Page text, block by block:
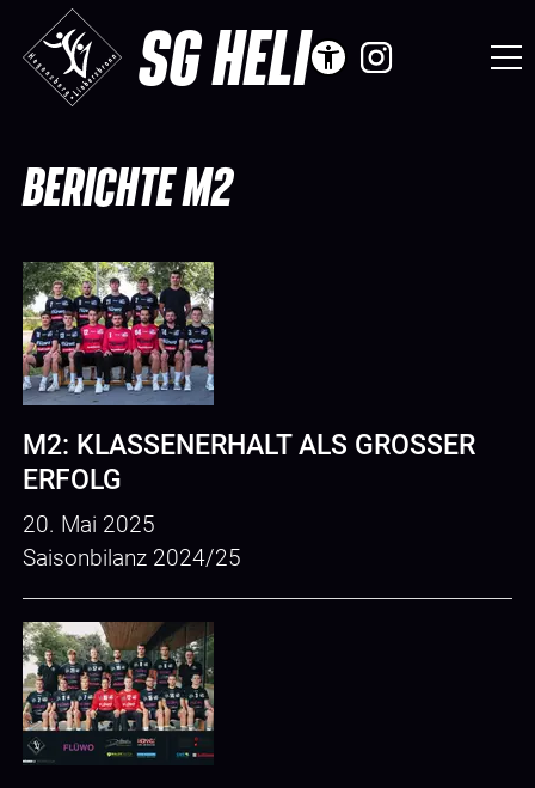
SG HELI
BERICHTE M2
M2: KLASSENERHALT ALS GROSSER E
RFOLG
20. Mai 2025
Saisonbilanz 2024/25